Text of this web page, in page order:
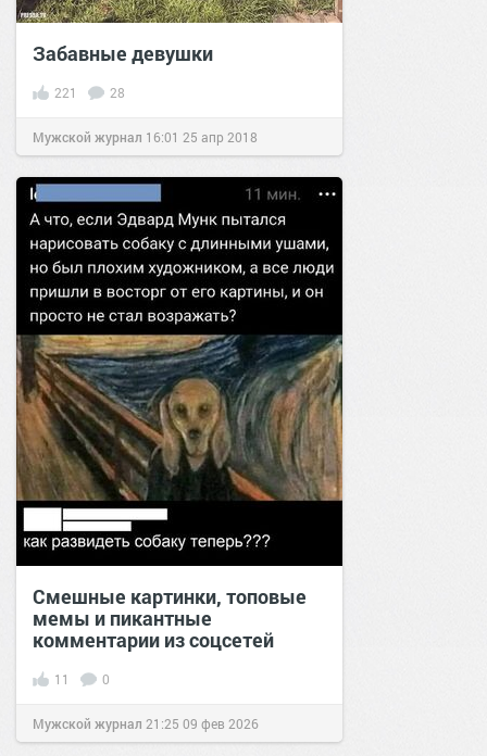
Забавные девушки
221 28
Мужской журнал 16:01 25 апр 2018
Смешные картинки, топовые
мемы и пикантные
комментарии из соцсетей
11 0
Мужской журнал 21:25 09 фев 2026